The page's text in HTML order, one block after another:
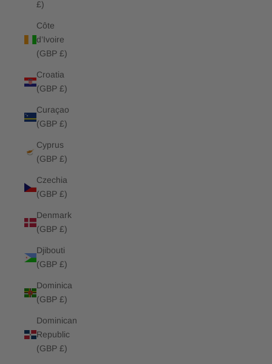
£)
Côte
d’Ivoire
(GBP £)
Croatia
(GBP £)
Curaçao
(GBP £)
Cyprus
(GBP £)
Czechia
(GBP £)
Denmark
(GBP £)
Djibouti
(GBP £)
Dominica
(GBP £)
Dominican
Republic
(GBP £)